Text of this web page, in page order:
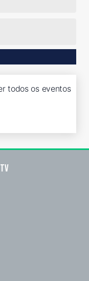
todos os eventos